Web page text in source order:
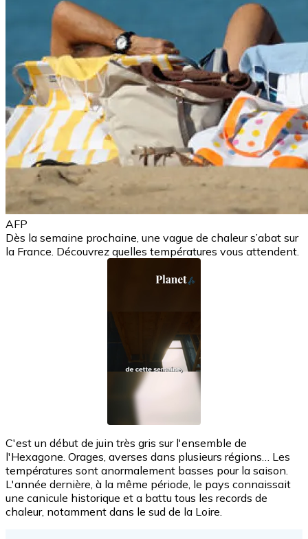
AFP
Dès la semaine prochaine, une vague de chaleur s’abat sur
la France. Découvrez quelles températures vous attendent.
C'est un début de juin très gris sur l'ensemble de
l'Hexagone. Orages, averses dans plusieurs régions… Les
températures sont anormalement basses pour la saison.
L'année dernière, à la même période, le pays connaissait
une canicule historique et a battu tous les records de
chaleur, notamment dans le sud de la Loire.